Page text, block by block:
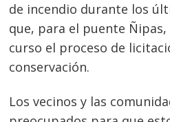
de incendio durante los
que, para el puente Ñipas,
curso el proceso de
conservación.
Los vecinos y las